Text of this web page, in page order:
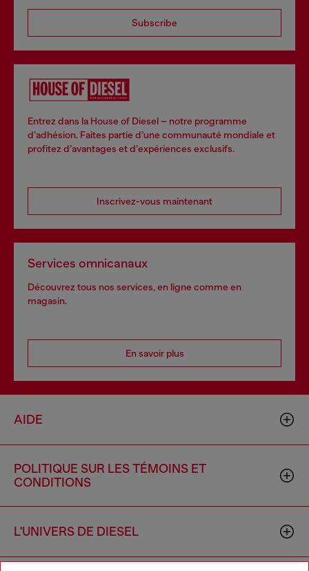
Subscribe
Entrez dans la House of Diesel – notre programme
d’adhésion. Faites partie d’une communauté mondiale et
profitez d’avantages et d’expériences exclusifs.
Inscrivez-vous maintenant
Services omnicanaux
Découvrez tous nos services, en ligne comme en
magasin.
En savoir plus
AIDE
POLITIQUE SUR LES TÉMOINS ET
CONDITIONS
L'UNIVERS DE DIESEL